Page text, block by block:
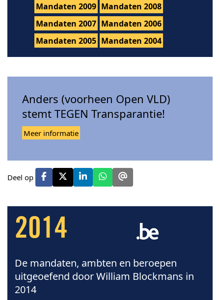
Mandaten 2009 Mandaten 2008
Mandaten 2007 Mandaten 2006
Mandaten 2005 Mandaten 2004
Anders (voorheen Open VLD)
stemt TEGEN Transparantie!
Meer informatie
Deel op
2014
De mandaten, ambten en beroepen
uitgeoefend door William Blockmans in
2014